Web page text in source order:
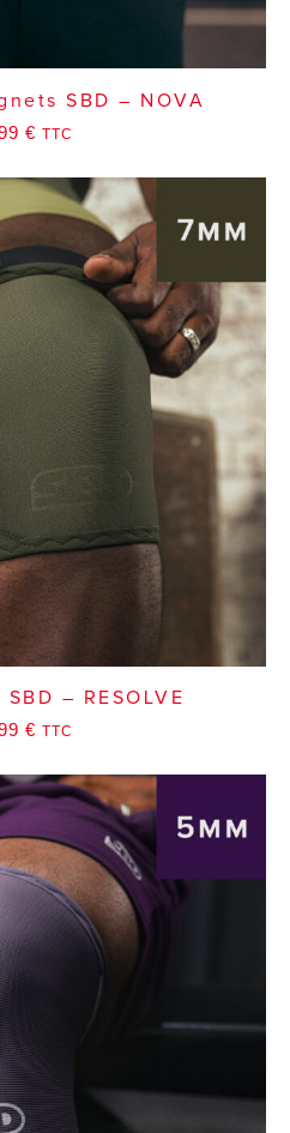
SBD – NOVA
€ TTC
– RESOLVE
€ TTC